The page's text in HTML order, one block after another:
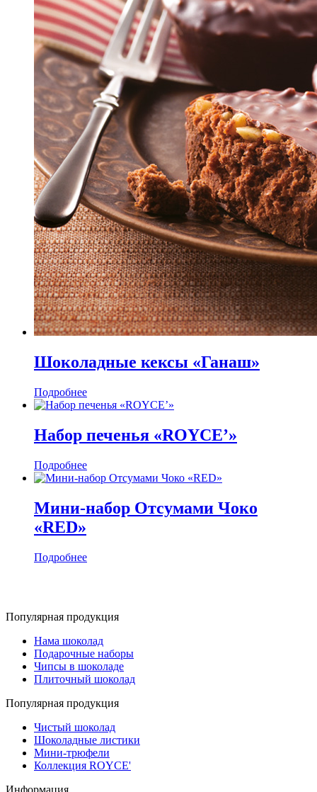
Шоколадные кексы «Ганаш»
Подробнее
Набор печенья «ROYCE’»
Подробнее
Мини-набор Отсумами Чоко
«RED»
Подробнее
Популярная продукция
Нама шоколад
Подарочные наборы
Чипсы в шоколаде
Плиточный шоколад
Популярная продукция
Чистый шоколад
Шоколадные листики
Мини-трюфели
Коллекция ROYCE'
Информация